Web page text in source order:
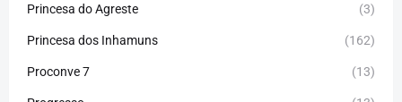
Princesa do Agreste (3)
Princesa dos Inhamuns (162)
Proconve 7 (13)